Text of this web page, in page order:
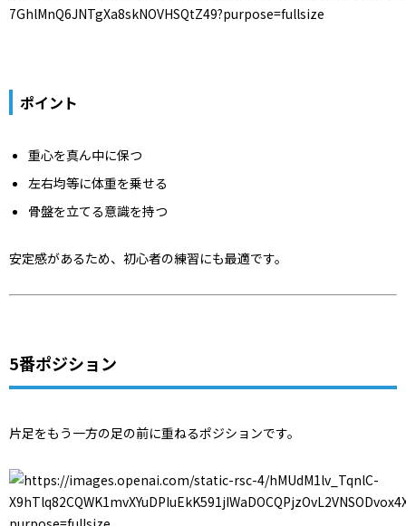
ポイント
重心を真ん中に保つ
左右均等に体重を乗せる
骨盤を立てる意識を持つ
安定感があるため、初心者の練習にも最適です。
5番ポジション
片足をもう一方の足の前に重ねるポジションです。